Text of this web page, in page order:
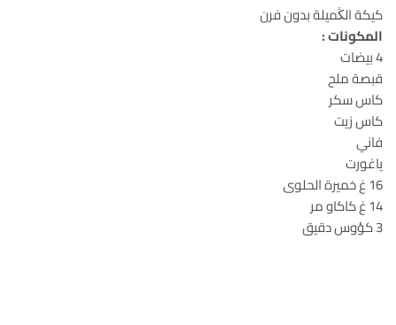
كيكة الڭميلة بدون فرن
المكونات :
4 بيضات
قبصة ملح
كاس سكر
كاس زيت
فاني
ياغورت
16 غ خميرة الحلوى
14 غ كاكاو مر
3 كؤوس دقيق